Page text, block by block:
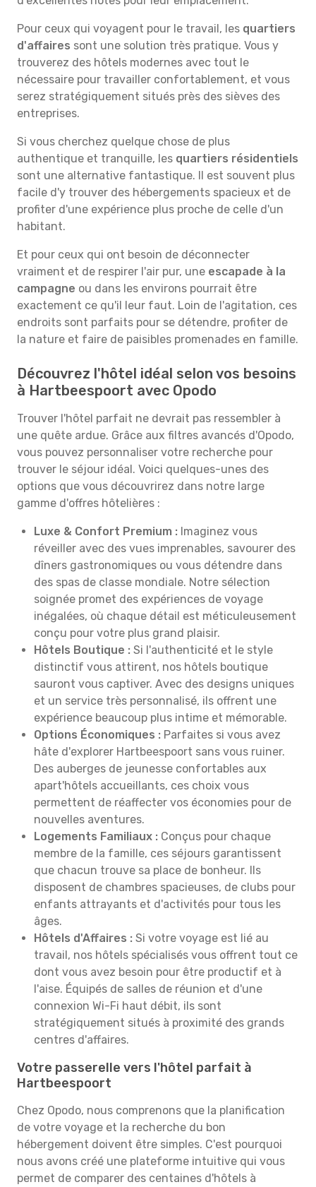
Pour ceux qui voyagent pour le travail, les quartiers
d'affaires sont une solution très pratique. Vous y
trouverez des hôtels modernes avec tout le
nécessaire pour travailler confortablement, et vous
serez stratégiquement situés près des sièves des
entreprises.
Si vous cherchez quelque chose de plus
authentique et tranquille, les quartiers résidentiels
sont une alternative fantastique. Il est souvent plus
facile d'y trouver des hébergements spacieux et de
profiter d'une expérience plus proche de celle d'un
habitant.
Et pour ceux qui ont besoin de déconnecter
vraiment et de respirer l'air pur, une escapade à la
campagne ou dans les environs pourrait être
exactement ce qu'il leur faut. Loin de l'agitation, ces
endroits sont parfaits pour se détendre, profiter de
la nature et faire de paisibles promenades en famille.
Découvrez l'hôtel idéal selon vos besoins
à Hartbeespoort avec Opodo
Trouver l'hôtel parfait ne devrait pas ressembler à
une quête ardue. Grâce aux filtres avancés d'Opodo,
vous pouvez personnaliser votre recherche pour
trouver le séjour idéal. Voici quelques-unes des
options que vous découvrirez dans notre large
gamme d'offres hôtelières :
Luxe & Confort Premium : Imaginez vous
réveiller avec des vues imprenables, savourer des
dîners gastronomiques ou vous détendre dans
des spas de classe mondiale. Notre sélection
soignée promet des expériences de voyage
inégalées, où chaque détail est méticuleusement
conçu pour votre plus grand plaisir.
Hôtels Boutique : Si l'authenticité et le style
distinctif vous attirent, nos hôtels boutique
sauront vous captiver. Avec des designs uniques
et un service très personnalisé, ils offrent une
expérience beaucoup plus intime et mémorable.
Options Économiques : Parfaites si vous avez
hâte d'explorer Hartbeespoort sans vous ruiner.
Des auberges de jeunesse confortables aux
apart'hôtels accueillants, ces choix vous
permettent de réaffecter vos économies pour de
nouvelles aventures.
Logements Familiaux : Conçus pour chaque
membre de la famille, ces séjours garantissent
que chacun trouve sa place de bonheur. Ils
disposent de chambres spacieuses, de clubs pour
enfants attrayants et d'activités pour tous les
âges.
Hôtels d'Affaires : Si votre voyage est lié au
travail, nos hôtels spécialisés vous offrent tout ce
dont vous avez besoin pour être productif et à
l'aise. Équipés de salles de réunion et d'une
connexion Wi-Fi haut débit, ils sont
stratégiquement situés à proximité des grands
centres d'affaires.
Votre passerelle vers l'hôtel parfait à
Hartbeespoort
Chez Opodo, nous comprenons que la planification
de votre voyage et la recherche du bon
hébergement doivent être simples. C'est pourquoi
nous avons créé une plateforme intuitive qui vous
permet de comparer des centaines d'hôtels à